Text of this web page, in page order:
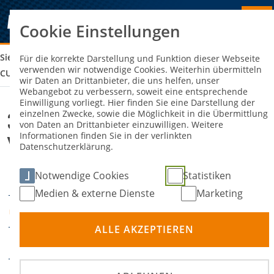
Sie sind hier: 33. MSC GROSS DÖLLN E.V. IM ADAC YOUNGSTER-C
UP SLALOM
33. MSC Groß Dölln e.V. im ADAC
Youngster-Cup Slalom
DATUM 28. Juni 2025
ORT Kartbahn Rathenow
Cookie Einstellungen
Für die korrekte Darstellung und Funktion dieser Webseite
verwenden wir notwendige Cookies. Weiterhin übermitteln
wir Daten an Drittanbieter, die uns helfen, unser
Webangebot zu verbessern, soweit eine entsprechende
Einwilligung vorliegt. Hier finden Sie eine Darstellung der
einzelnen Zwecke, sowie die Möglichkeit in die Übermittlung
von Daten an Drittanbieter einzuwilligen. Weitere
Informationen finden Sie in der verlinkten
Datenschutzerklärung.
Notwendige Cookies
Statistiken
Medien & externe Dienste
Marketing
ALLE AKZEPTIEREN